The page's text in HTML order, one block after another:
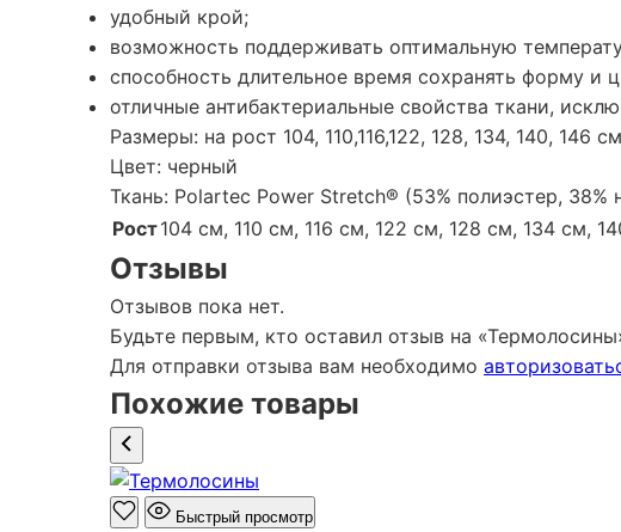
удобный крой;
возможность поддерживать оптимальную
способность длительное время сохранять форму и
отличные антибактериальные свойства ткани,
Размеры: на рост 104, 110,116,122, 128, 134, 140, 146
Цвет: черный
Ткань: Polartec Power Stretch® (53% полиэстер, 38%
Рост104 см, 110 см, 116 см, 122 см, 128 см, 134 см,
Отзывы
Отзывов пока нет.
Будьте первым, кто оставил отзыв на
Для отправки отзыва вам необходимо
Похожие товары
Быстрый просмотр